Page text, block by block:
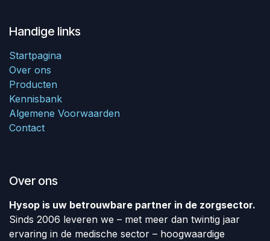
Handige links
Startpagina
Over ons
Producten
Kennisbank
Algemene Voorwaarden
Contact
Over ons
Hysop is uw betrouwbare partner in de zorgsector.
Sinds 2006 leveren we – met meer dan twintig jaar
ervaring in de medische sector – hoogwaardige